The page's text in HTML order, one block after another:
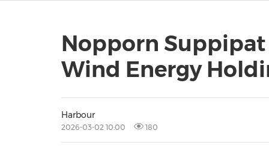
Nopporn
Wind Energy
Harbour
2026-03-02 10:00 180